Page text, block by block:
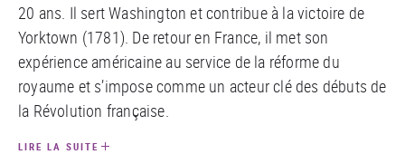
20 ans. Il sert Washington et contribue à la victoire de
Yorktown (1781). De retour en France, il met son
expérience américaine au service de la réforme du
royaume et s’impose comme un acteur clé des débuts de
la Révolution française.
LIRE LA SUITE